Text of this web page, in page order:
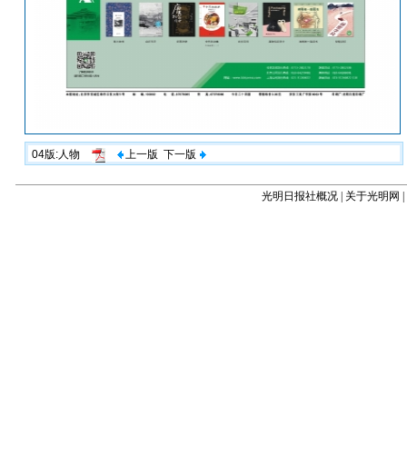
04版:人物 上一版 下一版
光明日报社概况 关于光明网